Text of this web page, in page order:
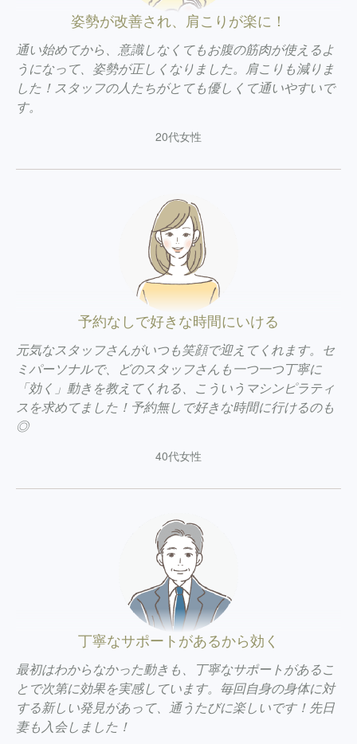
姿勢が改善され、肩こりが楽に！
通い始めてから、意識しなくてもお腹の筋肉が使えるよ
うになって、姿勢が正しくなりました。肩こりも減りま
した！スタッフの人たちがとても優しくて通いやすいで
す。
20代女性
予約なしで好きな時間にいける
元気なスタッフさんがいつも笑顔で迎えてくれます。セ
ミパーソナルで、どのスタッフさんも一つ一つ丁寧に
「効く」動きを教えてくれる、こういうマシンピラティ
スを求めてました！予約無しで好きな時間に行けるのも
◎
40代女性
丁寧なサポートがあるから効く
最初はわからなかった動きも、丁寧なサポートがあるこ
とで次第に効果を実感しています。毎回自身の身体に対
する新しい発見があって、通うたびに楽しいです！先日
妻も入会しました！